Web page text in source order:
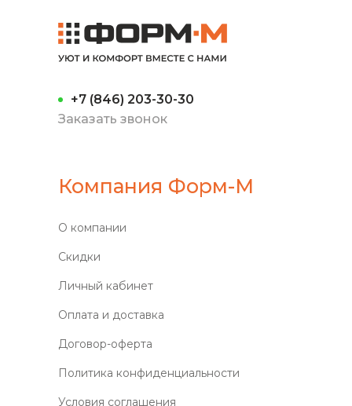
+7 (846) 203-30-30
Заказать звонок
Компания Форм-М
О компании
Скидки
Личный кабинет
Оплата и доставка
Договор-оферта
Политика конфиденциальности
Условия соглашения